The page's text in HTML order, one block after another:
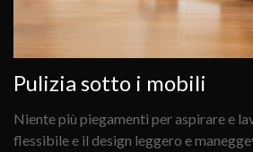
Pulizia sotto i mobili
Niente più piegamenti per aspirare e
flessibile e il design leggero e